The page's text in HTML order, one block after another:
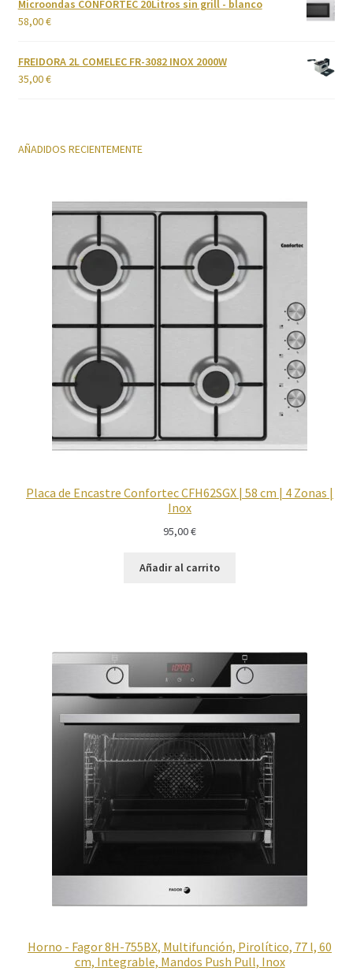
Microondas CONFORTEC 20Litros sin grill - blanco
58,00€
FREIDORA 2L COMELEC FR-3082 INOX 2000W
35,00€
AÑADIDOS RECIENTEMENTE
Placa de Encastre Confortec CFH62SGX | 58 cm | 4 Zonas |
Inox
95,00€
Añadir al carrito
Horno - Fagor 8H-755BX, Multifunción, Pirolítico, 77 l, 60
cm, Integrable, Mandos Push Pull, Inox